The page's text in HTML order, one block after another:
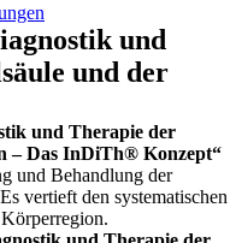
und
und der
und Therapie der
– Das InDiTh® Konzept“
und Behandlung der
vertieft den systematischen